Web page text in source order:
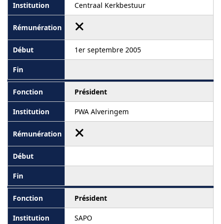
Centraal Kerkbestuur
1er septembre 2005
Président
PWA Alveringem
Président
SAPO